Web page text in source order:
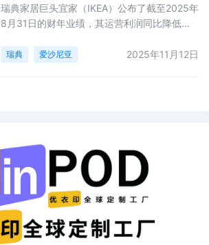
瑞典家居巨头宜家（IKEA）公布了截至2025年
8月31日的财年业绩，其运营利润同比降低
元），主要受到前美国总统特朗普实施的关税
在全球新开设了66
瑞典 爱沙尼亚 2025年11月12日